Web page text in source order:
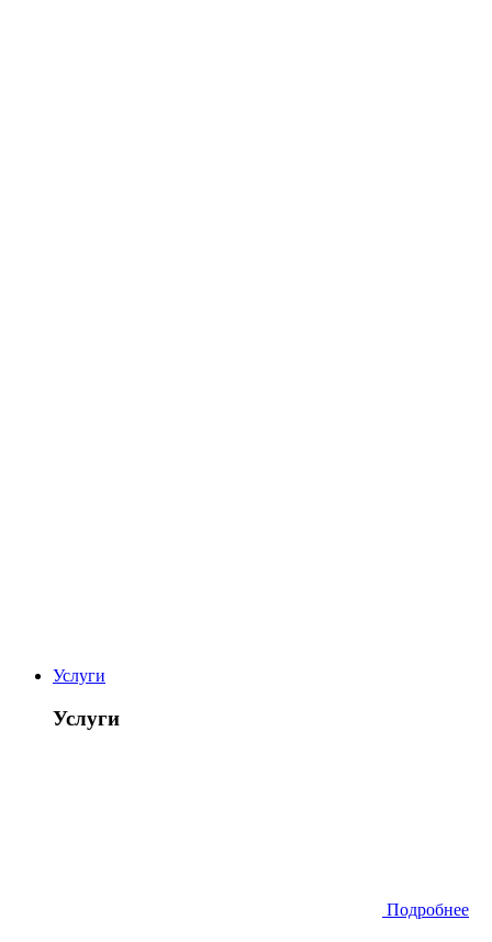
Услуги
Услуги
Подробнее